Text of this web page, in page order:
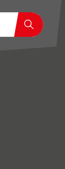
Zoeken